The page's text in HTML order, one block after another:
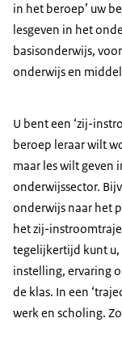
in het beroep’ uw
lesgeven in het
basisonderwijs,
onderwijs en
U bent een ‘zij-
beroep leraar wilt
maar les wilt geven
onderwijssector.
onderwijs naar het
het zij-
tegelijkertijd kunt u,
instelling, ervaring
de klas. In een
werk en scholing.